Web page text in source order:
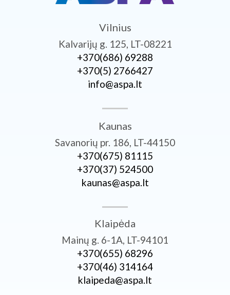
Vilnius
Kalvarijų g. 125, LT-08221
+370­(686) 69288
+370­(5) 2766427
info@aspa.lt
Kaunas
Savanorių pr. 186, LT-44150
+370­(675) 81115
+370­(37) 524500
kaunas@aspa.lt
Klaipėda
Mainų g. 6-1A, LT-94101
+370­(655) 68296
+370­(46) 314164
klaipeda@aspa.lt